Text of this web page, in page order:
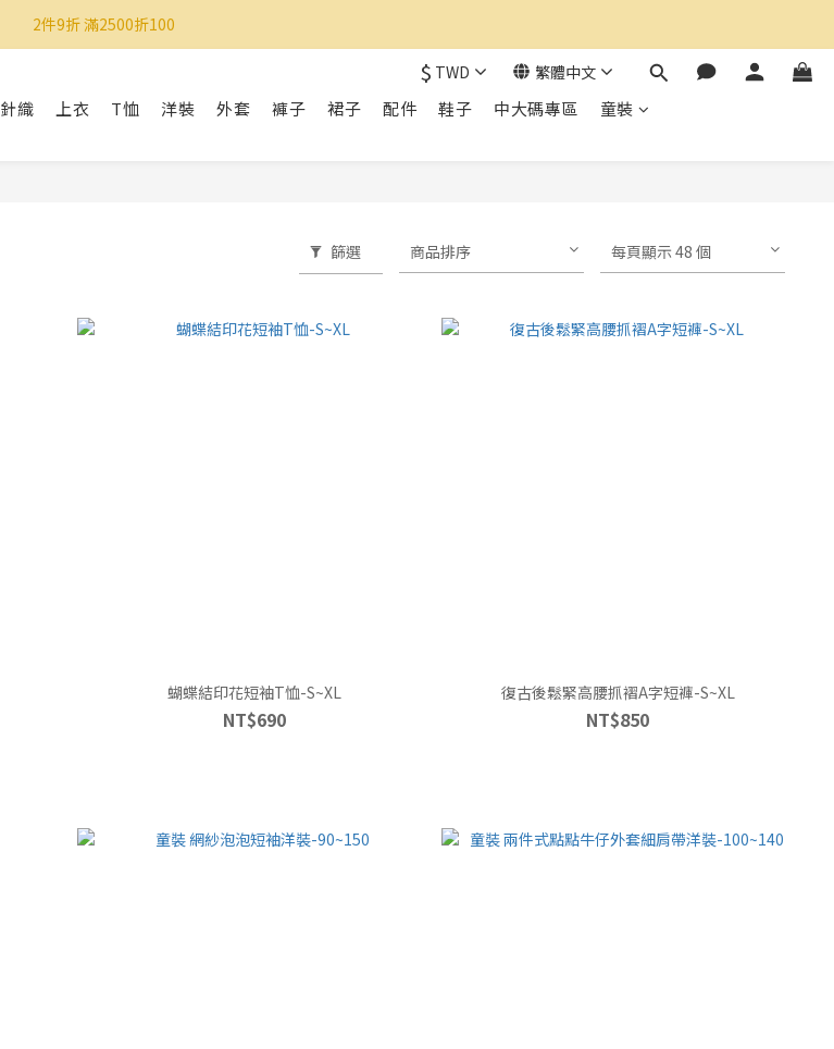
2件9折 滿2500折100
$ TWD 繁體中文
針織 上衣 T恤 洋裝 外套 褲子 裙子 配件 鞋子 中大碼專區 童裝
篩選 商品排序 每頁顯示 48 個
蝴蝶結印花短袖T恤-S~XL
NT$690
復古後鬆緊高腰抓褶A字短褲-S~XL
NT$850